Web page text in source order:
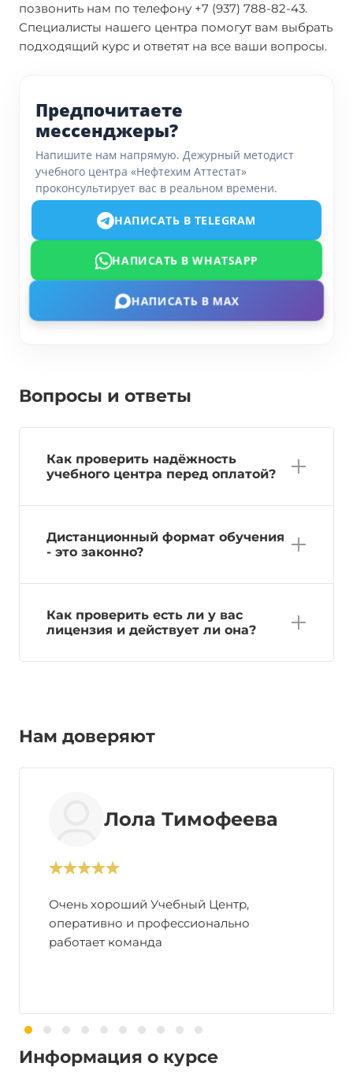
позвонить нам по телефону +7 (937) 788-82-43.
Специалисты нашего центра помогут вам выбрать
подходящий курс и ответят на все ваши вопросы.
Предпочитаете
мессенджеры?
Напишите нам напрямую. Дежурный методист
учебного центра «Нефтехим Аттестат»
проконсультирует вас в реальном времени.
НАПИСАТЬ В TELEGRAM
НАПИСАТЬ В WHATSAPP
НАПИСАТЬ В MAX
Вопросы и ответы
Как проверить надёжность
учебного центра перед оплатой?
Дистанционный формат обучения
- это законно?
Как проверить есть ли у вас
лицензия и действует ли она?
Нам доверяют
Лола Тимофеева
Очень хороший Учебный Центр,
оперативно и профессионально
работает команда
Информация о курсе